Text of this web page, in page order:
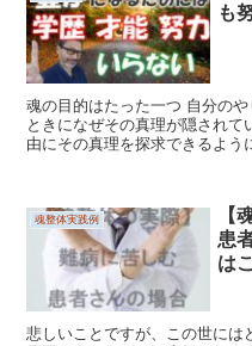
も
魂の目的はたった一つ 自分の
ときになぜその真理が隠されて
由にその真理を探求できるよう
魂整体実践例
【
患
は
悲しいことですが、この世には